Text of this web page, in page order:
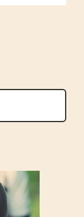
jesienno-